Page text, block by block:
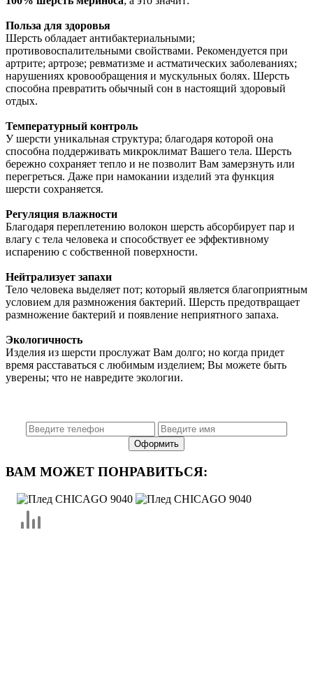
Польза для здоровья
Шерсть обладает антибактериальными;
противовоспалительными свойствами. Рекомендуется при
артрите; артрозе; ревматизме и астматических заболеваниях;
нарушениях кровообращения и мускульных болях. Шерсть
способна превратить обычный сон в настоящий здоровый
отдых.
Температурный контроль
У шерсти уникальная структура; благодаря которой она
способна поддерживать микроклимат Вашего тела. Шерсть
бережно сохраняет тепло и не позволит Вам замерзнуть или
перегреться. Даже при намокании изделий эта функция
шерсти сохраняется.
Регуляция влажности
Благодаря переплетению волокон шерсть абсорбирует пар и
влагу с тела человека и способствует ее эффективному
испарению с собственной поверхности.
Нейтрализует запахи
Тело человека выделяет пот; который является благоприятным
условием для размножения бактерий. Шерсть предотвращает
размножение бактерий и появление неприятного запаха.
Экологичность
Изделия из шерсти прослужат Вам долго; но когда придет
время расставаться с любимым изделием; Вы можете быть
уверены; что не навредите экологии.
ВАМ МОЖЕТ ПОНРАВИТЬСЯ: